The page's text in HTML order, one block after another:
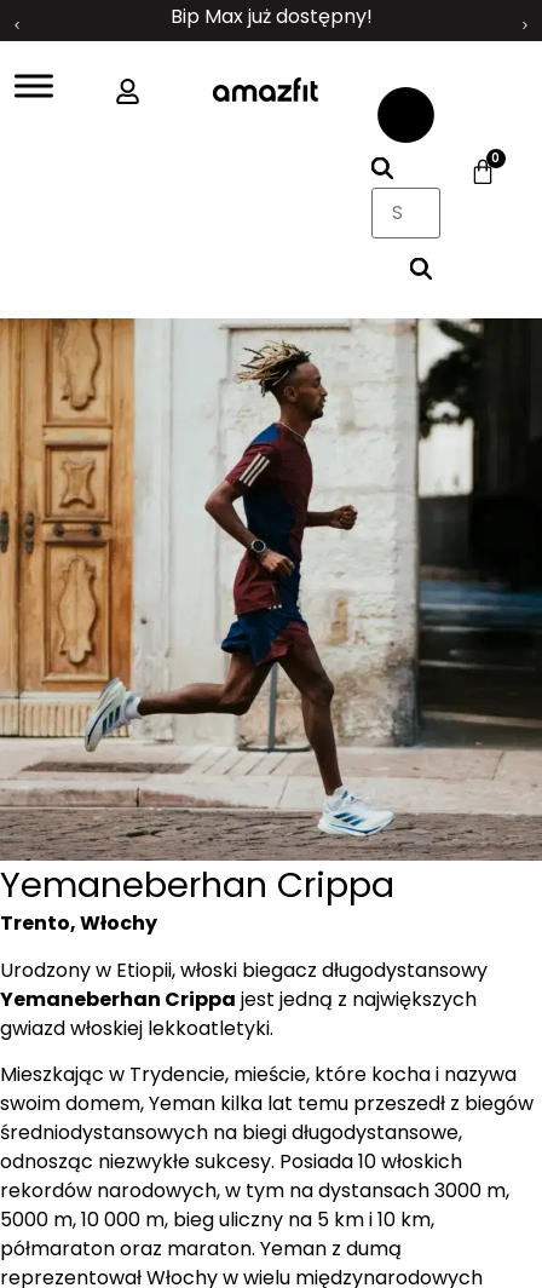
Bip Max już dostępny!
0
Yemaneberhan Crippa
Trento, Włochy
Urodzony w Etiopii, włoski biegacz długodystansowy
Yemaneberhan Crippa jest jedną z największych
gwiazd włoskiej lekkoatletyki.
Mieszkając w Trydencie, mieście, które kocha i nazywa
swoim domem, Yeman kilka lat temu przeszedł z biegów
średniodystansowych na biegi długodystansowe,
odnosząc niezwykłe sukcesy. Posiada 10 włoskich
rekordów narodowych, w tym na dystansach 3000 m,
5000 m, 10 000 m, bieg uliczny na 5 km i 10 km,
półmaraton oraz maraton. Yeman z dumą
reprezentował Włochy w wielu międzynarodowych